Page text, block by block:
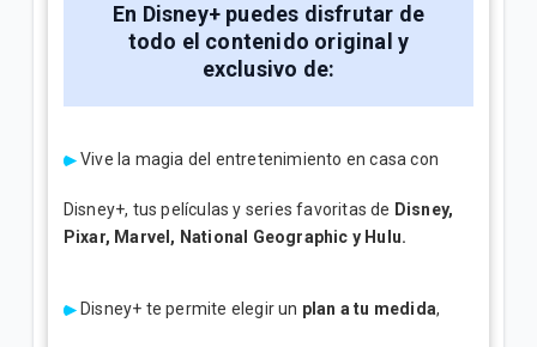
En Disney+ puedes disfrutar de
todo el contenido original y
exclusivo de:
Vive la magia del entretenimiento en casa con
Disney+, tus películas y series favoritas de Disney,
Pixar, Marvel, National Geographic y Hulu.
Disney+ te permite elegir un plan a tu medida,